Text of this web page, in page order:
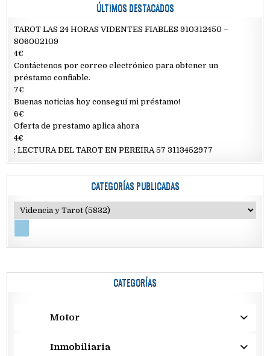
ÚLTIMOS DESTACADOS
TAROT LAS 24 HORAS VIDENTES FIABLES 910312450 –
806002109
4€
Contáctenos por correo electrónico para obtener un
préstamo confiable.
7€
Buenas noticias hoy conseguí mi préstamo!
6€
Oferta de prestamo aplica ahora
4€
: LECTURA DEL TAROT EN PEREIRA 57 3113452977
CATEGORÍAS PUBLICADAS
CATEGORÍAS
Motor
Inmobiliaria